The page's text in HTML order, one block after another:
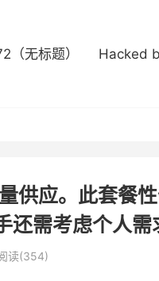
（无标题）
Hacked
应。此套餐性
需考虑个人需
读(354)